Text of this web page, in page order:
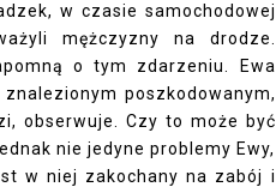
w czasie samochodowej
mężczyzny na drodze.
o tym zdarzeniu. Ewa
poszkodowanym,
obserwuje. Czy to może być
nie jedyne problemy Ewy,
w niej zakochany na zabój i